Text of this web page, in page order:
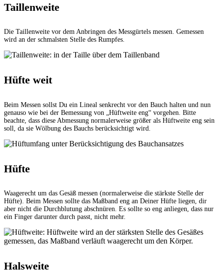
Taillenweite
Die Taillenweite vor dem Anbringen des Messgürtels messen. Gemessen
wird an der schmalsten Stelle des Rumpfes.
Hüfte weit
Beim Messen sollst Du ein Lineal senkrecht vor den Bauch halten und nun
genauso wie bei der Bemessung von „Hüftweite eng“ vorgehen. Bitte
beachte, dass diese Abmessung normalerweise größer als Hüftweite eng sein
soll, da sie Wölbung des Bauchs berücksichtigt wird.
Hüfte
Waagerecht um das Gesäß messen (normalerweise die stärkste Stelle der
Hüfte). Beim Messen sollte das Maßband eng an Deiner Hüfte liegen, dir
aber nicht die Durchblutung abschnüren. Es sollte so eng anliegen, dass nur
ein Finger darunter durch passt, nicht mehr.
Halsweite